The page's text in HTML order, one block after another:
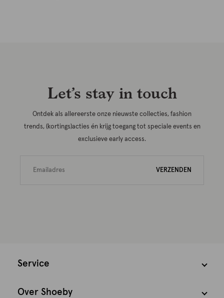
Let’s stay in touch
Ontdek als allereerste onze nieuwste collecties, fashion
trends, (kortings)acties én krijg toegang tot speciale events en
exclusieve early access.
VERZENDEN
Service
Over Shoeby